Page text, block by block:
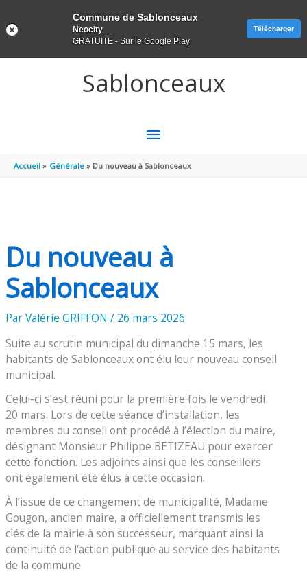
Sablonceaux
MENU
PRINCIPAL
Accueil Générale Du nouveau à Sablonceaux
Du nouveau à
Sablonceaux
ParValérie GRIFFON/ 26 mars 2026
Suite au scrutin municipal du dimanche 15 mars, les
habitants de Sablonceaux ont élu leur nouveau conseil
municipal.
Celui-ci s’est réuni pour la première fois le vendredi
20 mars. Lors de cette séance d’installation, les
membres du conseil ont procédé à l’élection du maire,
désignant Monsieur Philippe BETIZEAU pour exercer
cette fonction. Les adjoints ainsi que les conseillers
ont également été élus à cette occasion.
À l’issue de ce changement de municipalité, Madame
Gougon, ancien maire, a officiellement transmis les
clés de la mairie à son successeur, marquant ainsi la
continuité de l’action publique au service des habitants
de la commune.
Commune de Sablonceaux
Neocity
GRATUITE - Sur le Google Play
Télécharger